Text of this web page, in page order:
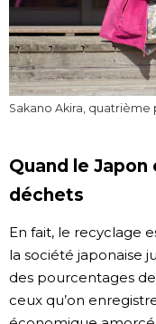
Sakano Akira,
Quand le
déchets
En fait, le recyclage
la société japonaise
des pourcentages
ceux qu’on